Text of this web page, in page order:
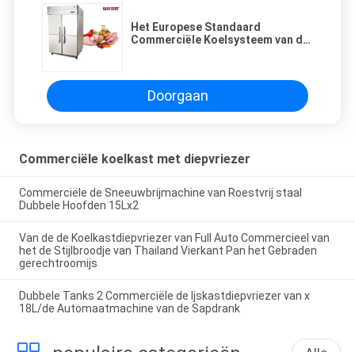
Het Europese Standaard
Commerciële Koelsysteem van de
Doorgaan
Commerciële koelkast met diepvriezer
Commerciële de Sneeuwbrijmachine van Roestvrij staal
Dubbele Hoofden 15Lx2
Van de de Koelkastdiepvriezer van Full Auto Commercieel van
het de Stijlbroodje van Thailand Vierkant Pan het Gebraden
gerechtroomijs
Dubbele Tanks 2 Commerciële de Ijskastdiepvriezer van x
18L/de Automaatmachine van de Sapdrank